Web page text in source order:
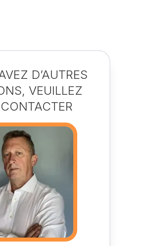
D’AUTRES
VEUILLEZ